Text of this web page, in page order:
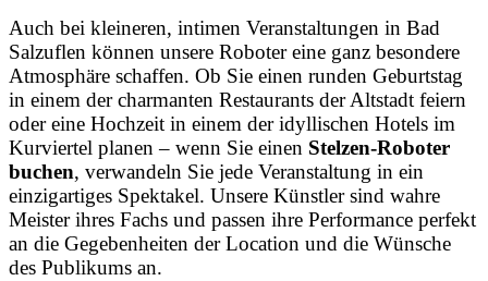
Auch bei kleineren, intimen Veranstaltungen in Bad
Salzuflen können unsere Roboter eine ganz besondere
Atmosphäre schaffen. Ob Sie einen runden Geburtstag
in einem der charmanten Restaurants der Altstadt feiern
oder eine Hochzeit in einem der idyllischen Hotels im
Kurviertel planen – wenn Sie einen Stelzen-Roboter
buchen, verwandeln Sie jede Veranstaltung in ein
einzigartiges Spektakel. Unsere Künstler sind wahre
Meister ihres Fachs und passen ihre Performance perfekt
an die Gegebenheiten der Location und die Wünsche
des Publikums an.